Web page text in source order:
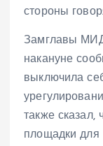
стороны
Замглавы
накануне
выключила
также
площадки для